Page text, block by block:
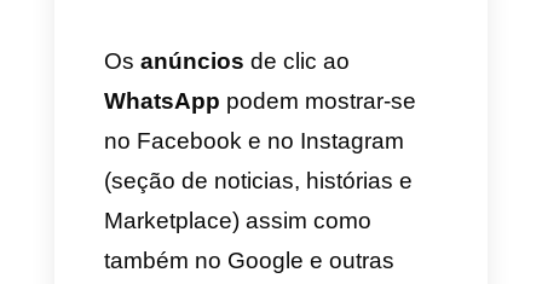
É por isso que nós decidimos
criar umaguia pratica para o
WhatsApp ads, para que você
possa aprender a vender de
forma constante na app de